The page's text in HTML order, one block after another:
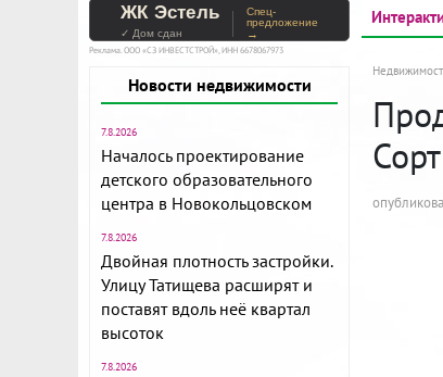
ЖК Эстель
✓ Дом сдан
Спец-
предложение
→
Реклама. ООО «СЗ ИНВЕСТСТРОЙ», ИНН 6678067973
Новости недвижимости
7.8.2026
Началось проектирование
детского образовательного
центра в Новокольцовском
7.8.2026
Двойная плотность застройки.
Улицу Татищева расширят и
поставят вдоль неё квартал
высоток
7.8.2026